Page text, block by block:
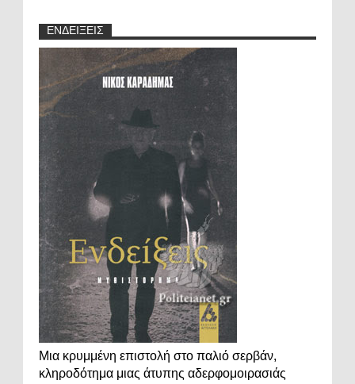
ΕΝΔΕΙΞΕΙΣ
Μια κρυμμένη επιστολή στο παλιό σερβάν,
κληροδότημα μιας άτυπης αδερφομοιρασιάς